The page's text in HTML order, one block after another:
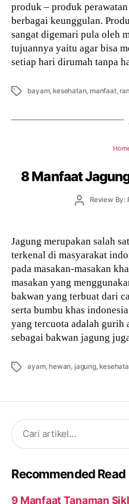
produk – produk
berbagai keunggulan.
sangat digemari pula oleh
tujuannya yaitu agar bisa
setiap hari dirumah tanpa
Tags bayam, kesehatan, manfaat,
8 Manfaat
PostReview By:
Jagung merupakan salah
terkenal di masyarakat
pada masakan-masakan
masakan yang
bakwan yang terbuat dari
serta bumbu khas
yang tercuota adalah gurih
sebagai bakwan jagung
Tags ayam, hewan, jagung,
Search
for:
Recommended Read
9 Manfaat Tanaman